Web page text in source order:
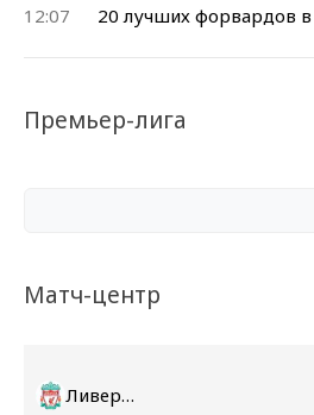
12:07 20 лучших форвардов
Премьер-лига
Матч-центр
Ливерпуль